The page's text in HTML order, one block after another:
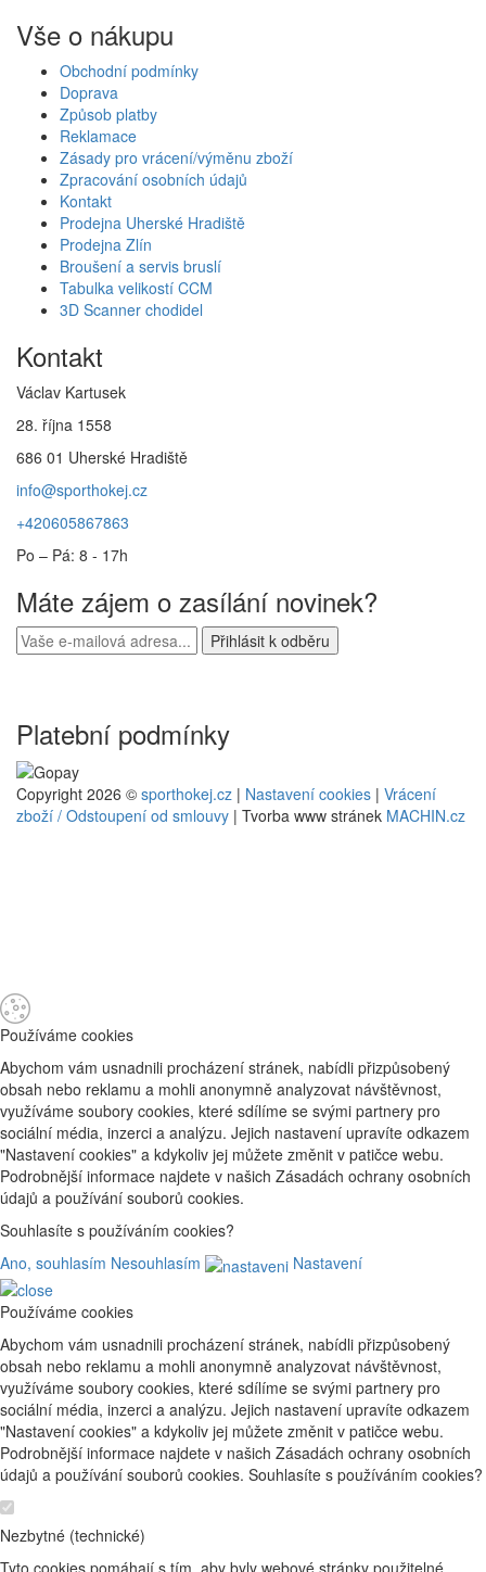
Vše o nákupu
Obchodní podmínky
Doprava
Způsob platby
Reklamace
Zásady pro vrácení/výměnu zboží
Zpracování osobních údajů
Kontakt
Prodejna Uherské Hradiště
Prodejna Zlín
Broušení a servis bruslí
Tabulka velikostí CCM
3D Scanner chodidel
Kontakt
Václav Kartusek
28. října 1558
686 01 Uherské Hradiště
info@sporthokej.cz
+420605867863
Po – Pá: 8 - 17h
Máte zájem o zasílání novinek?
Platební podmínky
Copyright 2026 © sporthokej.cz | Nastavení cookies | Vrácení
zboží / Odstoupení od smlouvy | Tvorba www stránek MACHIN.cz
Používáme cookies
Abychom vám usnadnili procházení stránek, nabídli přizpůsobený
obsah nebo reklamu a mohli anonymně analyzovat návštěvnost,
využíváme soubory cookies, které sdílíme se svými partnery pro
sociální média, inzerci a analýzu. Jejich nastavení upravíte odkazem
"Nastavení cookies" a kdykoliv jej můžete změnit v patičce webu.
Podrobnější informace najdete v našich Zásadách ochrany osobních
údajů a používání souborů cookies.
Souhlasíte s používáním cookies?
Ano, souhlasím Nesouhlasím Nastavení
Používáme cookies
Abychom vám usnadnili procházení stránek, nabídli přizpůsobený
obsah nebo reklamu a mohli anonymně analyzovat návštěvnost,
využíváme soubory cookies, které sdílíme se svými partnery pro
sociální média, inzerci a analýzu. Jejich nastavení upravíte odkazem
"Nastavení cookies" a kdykoliv jej můžete změnit v patičce webu.
Podrobnější informace najdete v našich Zásadách ochrany osobních
údajů a používání souborů cookies. Souhlasíte s používáním cookies?
Nezbytné (technické)
Tyto cookies pomáhají s tím, aby byly webové stránky použitelné.